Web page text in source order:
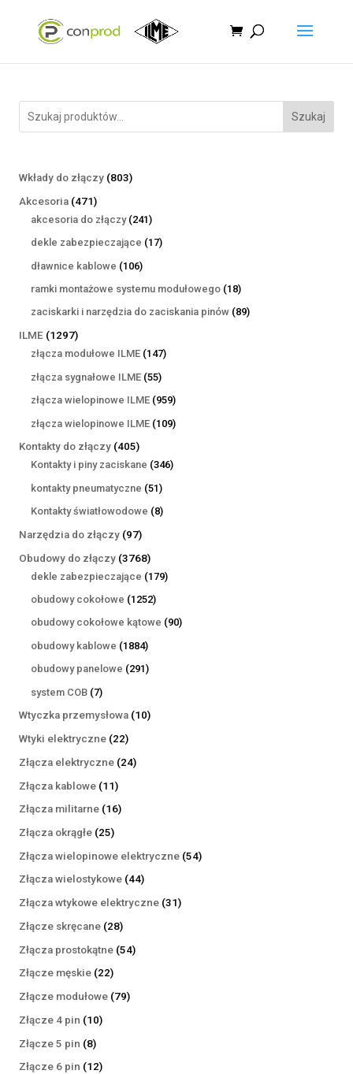
Szukaj
Wkłady do złączy 803803
Akcesoria 471471
produktów
akcesoria do złączy 241241
produktów
dekle zabezpieczające 1717
dławnice kablowe 106106
produktów
ramki montażowe systemu modułowego 1818
produktów
zaciskarki i narzędzia do zaciskania pinów 8989
ILME 12971297
produktów
złącza modułowe ILME 147147
złącza sygnałowe ILME 5555
produktów
złącza wielopinowe ILME 959959
produktów
złącza wielopinowe ILME 109109
Kontakty do złączy 405405
produktów
Kontakty i piny zaciskane 346346
kontakty pneumatyczne 5151
produktów
Kontakty światłowodowe 88
Narzędzia do złączy 9797
produktów
Obudowy do złączy 37683768
produktów
dekle zabezpieczające 179179
obudowy cokołowe 12521252
produkty
obudowy cokołowe kątowe 9090
obudowy kablowe 18841884
produkty
obudowy panelowe 291291
system COB 77
produktów
Wtyczka przemysłowa 1010
Wtyki elektryczne 2222
produkty
Złącza elektryczne 2424
Złącza kablowe 1111
produktów
Złącza militarne 1616
Złącza okrągłe 2525
produktów
Złącza wielopinowe elektryczne 5454
Złącza wielostykowe 4444
produkty
Złącza wtykowe elektryczne 3131
Złącze skręcane 2828
produktów
Złącza prostokątne 5454
Złącze męskie 2222
produkty
Złącze modułowe 7979
Złącze 4 pin 1010
Złącze 5 pin 88
produktów
Złącze 6 pin 1212